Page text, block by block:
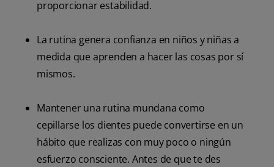
proporcionar estabilidad.
La rutina genera confianza en niños y niñas a
medida que aprenden a hacer las cosas por sí
mismos.
Mantener una rutina mundana como
cepillarse los dientes puede convertirse en un
hábito que realizas con muy poco o ningún
esfuerzo consciente. Antes de que te des